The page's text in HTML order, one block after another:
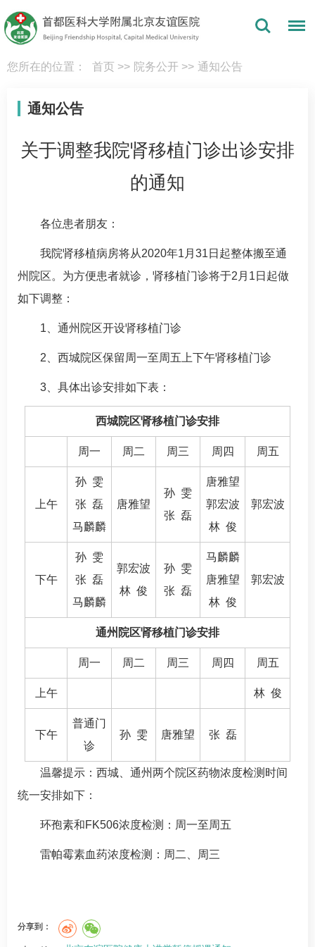
您所在的位置： 首页 >> 院务公开 >> 通知公告
通知公告
关于调整我院肾移植门诊出诊安排
的通知
各位患者朋友：
我院肾移植病房将从2020年1月31日起整体搬至通
州院区。为方便患者就诊， 肾移植门诊将于2月1日起做
如下调整：
1、通州院区开设肾移植门诊
2、西城院区保留周一至周五上下午肾移植门诊
3、具体出诊安排如下表：
西城院区肾移植门诊安排
周一 周二 周三 周四 周五
上午
孙 雯
张 磊
马麟麟
唐雅望
孙 雯
张 磊
唐雅望
郭宏波
林 俊
郭宏波
下午
孙 雯
张 磊
马麟麟
郭宏波
林 俊
孙 雯
张 磊
马麟麟
唐雅望
林 俊
郭宏波
通州院区肾移植门诊安排
周一 周二 周三 周四 周五
上午 林 俊
下午
普通门
诊
孙 雯 唐雅望 张 磊
温馨提示：西城、通州两个院区药物浓度检测时间
统一安排如下：
环孢素和FK506浓度检测：周一至周五
雷帕霉素血药浓度检测：周二、周三
分享到：